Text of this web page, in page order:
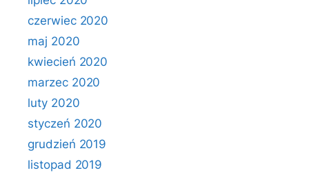
czerwiec 2020
maj 2020
kwiecień 2020
marzec 2020
luty 2020
styczeń 2020
grudzień 2019
listopad 2019